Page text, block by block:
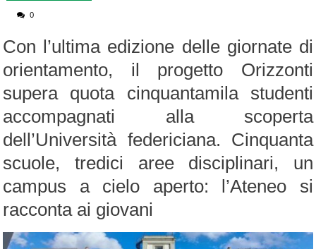
0
Con l’ultima edizione delle giornate di
orientamento, il progetto Orizzonti
supera quota cinquantamila studenti
accompagnati alla scoperta
dell’Università federiciana. Cinquanta
scuole, tredici aree disciplinari, un
campus a cielo aperto: l’Ateneo si
racconta ai giovani